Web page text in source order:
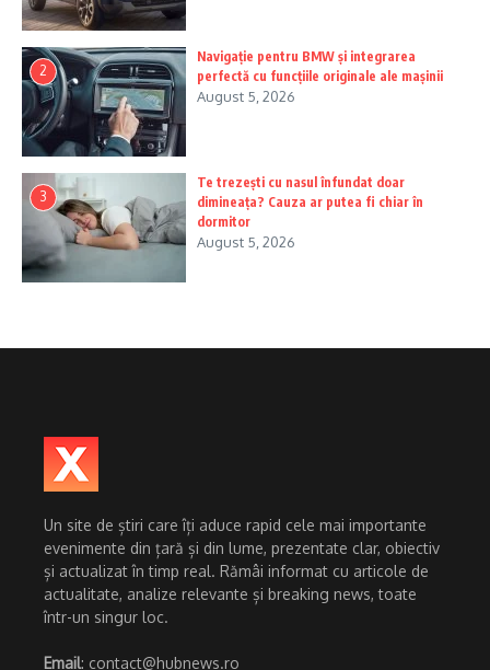
2
Navigație pentru BMW și integrarea
perfectă cu funcțiile originale ale mașinii
August 5, 2026
3
Te trezești cu nasul înfundat doar
dimineața? Cauza ar putea fi chiar în
dormitor
August 5, 2026
Un site de știri care îți aduce rapid cele mai importante
evenimente din țară și din lume, prezentate clar, obiectiv
și actualizat în timp real. Rămâi informat cu articole de
actualitate, analize relevante și breaking news, toate
într-un singur loc.
Email: contact@hubnews.ro